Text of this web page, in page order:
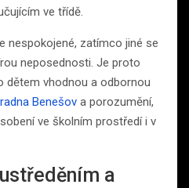
ve třídě.
nespokojené, zatímco jiné se
neposednosti. Je proto
vhodnou a odbornou
Benešov a porozumění,
ve školním prostředí i v
a